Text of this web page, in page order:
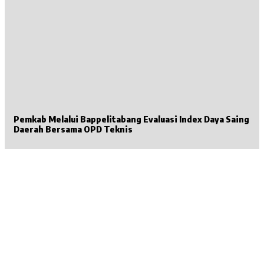
Pemkab Melalui Bappelitabang Evaluasi Index Daya Saing
Daerah Bersama OPD Teknis